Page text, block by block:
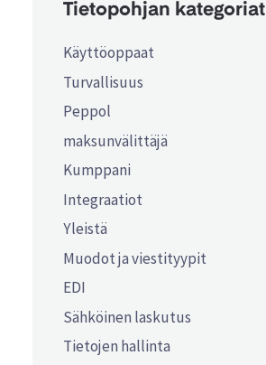
Tietopohjan kategoriat
Käyttöoppaat
Turvallisuus
Peppol
maksunvälittäjä
Kumppani
Integraatiot
Yleistä
Muodot ja viestityypit
EDI
Sähköinen laskutus
Tietojen hallinta